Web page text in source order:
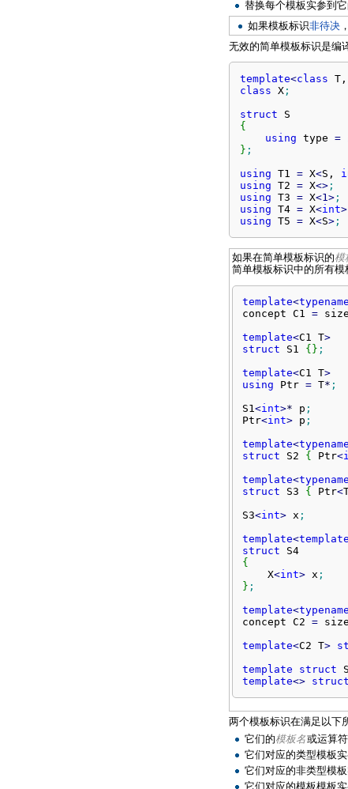
替换每个模板实参到
如果模板标识非待决
无效的简单模板标识是编
template<class
class X;
struct
{
using type =
} ;
using T1 = X<S,
using T2 = X<>;
using T3 = X<1>;
using T4 = X<int>
using T5 = X<S>;
如果在简单模板标识的模
简单模板标识中的所有
template<typename
concept C1 =
template<C1 T>
struct S1 { } ;
template<C1 T>
using Ptr = T* ;
S1<int>* p ;
Ptr<int> p ;
template<typename
struct S2 { Ptr<
template<typename
struct S3 { Ptr<
S3<int> x ;
template<
struct
{
    X
<int> x ;
} ;
template<typename
concept C2 =
template<C2 T>
template
struct
template<> struct
两个模板标识在满足以下
它们的模板名或运算
它们对应的类型模板实
它们对应的非类型模
它们对应的模板模板实